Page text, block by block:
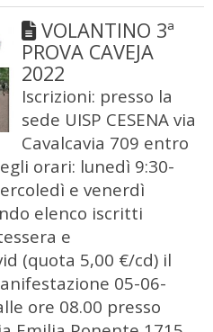
VOLANTINO 3ª
PROVA CAVEJA
2022
Iscrizioni: presso la
sede UISP CESENA via
Cavalcavia 709 entro
orari: lunedì 9:30-
e venerdì
elenco iscritti
e
(quota 5,00 €/cd) il
05-06-
ore 08.00 presso